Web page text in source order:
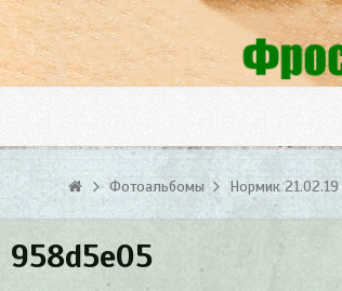
Фотоальбомы Нормик 21.02.19
958d5e05